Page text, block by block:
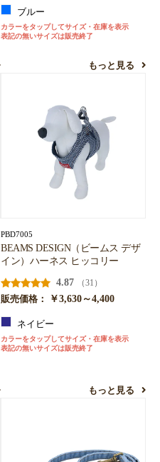
ブルー
カラーをタップしてサイズ・在庫を表示
表記の無いサイズは販売終了
もっと見る
PBD7005
BEAMS DESIGN（ビームス デザ
イン）ハーネス ヒッコリー
4.87
（31）
販売価格：
￥3,630～4,400
ネイビー
カラーをタップしてサイズ・在庫を表示
表記の無いサイズは販売終了
もっと見る